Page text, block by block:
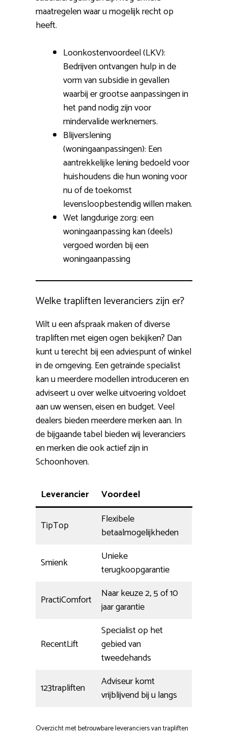
maatregelen waar u mogelijk recht op
heeft.
Loonkostenvoordeel (LKV):
Bedrijven ontvangen hulp in de
vorm van subsidie in gevallen
waarbij er grootse aanpassingen in
het pand nodig zijn voor
mindervalide werknemers.
Blijverslening
(woningaanpassingen): Een
aantrekkelijke lening bedoeld voor
huishoudens die hun woning voor
nu of de toekomst
levensloopbestendig willen maken.
Wet langdurige zorg: een
woningaanpassing kan (deels)
vergoed worden bij een
woningaanpassing
Welke trapliften leveranciers zijn er?
Wilt u een afspraak maken of diverse
trapliften met eigen ogen bekijken? Dan
kunt u terecht bij een adviespunt of winkel
in de omgeving. Een getrainde specialist
kan u meerdere modellen introduceren en
adviseert u over welke uitvoering voldoet
aan uw wensen, eisen en budget. Veel
dealers bieden meerdere merken aan. In
de bijgaande tabel bieden wij leveranciers
en merken die ook actief zijn in
Schoonhoven.
Leverancier Voordeel
TipTop
Flexibele
betaalmogelijkheden
Smienk
Unieke
terugkoopgarantie
PractiComfort
Naar keuze 2, 5 of 10
jaar garantie
RecentLift
Specialist op het
gebied van
tweedehands
123trapliften
Adviseur komt
vrijblijvend bij u langs
Overzicht met betrouwbare leveranciers van trapliften